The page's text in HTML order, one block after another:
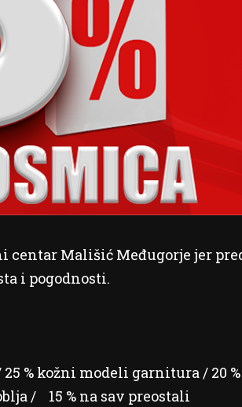
Mališić Međugorje jer
i pogodnosti.
% kožni modeli garnitura / 20 %
/ 15 % na sav preostali